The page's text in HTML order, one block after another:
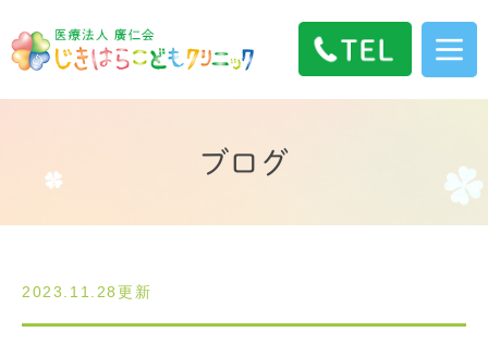
ブログ
2023.11.28更新